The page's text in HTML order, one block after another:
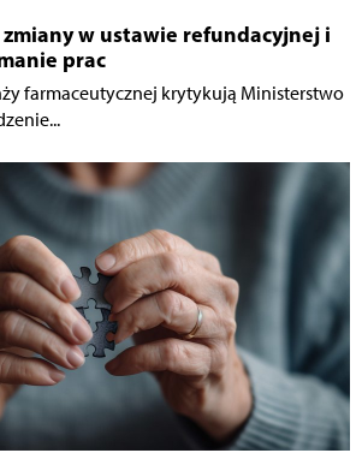
w ustawie refundacyjnej i
prac
farmaceutycznej krytykują Ministerstwo